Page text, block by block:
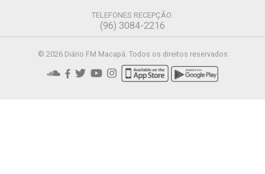
TELEFONES RECEPÇÃO:
(96) 3084-2216
© 2026 Diário FM Macapá. Todos os direitos reservados